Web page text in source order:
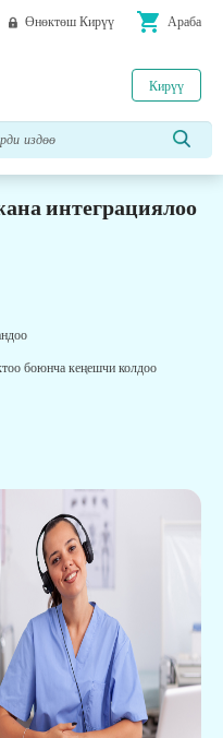
Өнөктөш Кирүү shopping_cart Араба
Кирүү
интеграциялоо
боюнча кеңешчи колдоо